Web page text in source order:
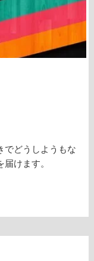
でどうしようもな
けます。